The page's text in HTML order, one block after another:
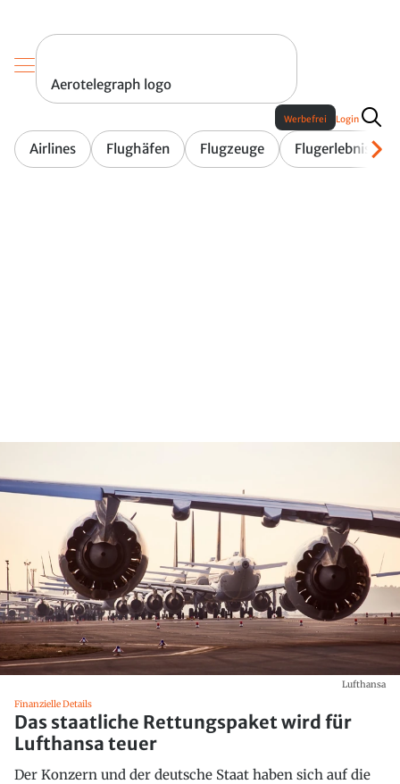
Aerotelegraph logo
Airlines Flughäfen Flugzeuge Flugerlebnis
Werbefrei Login
Lufthansa
Finanzielle Details
Das staatliche Rettungspaket wird für
Lufthansa teuer
Der Konzern und der deutsche Staat haben sich auf die